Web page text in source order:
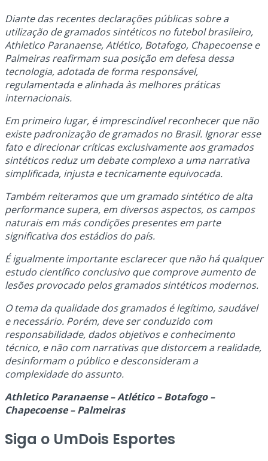
Diante das recentes declarações públicas sobre a
utilização de gramados sintéticos no futebol brasileiro,
Athletico Paranaense, Atlético, Botafogo, Chapecoense e
Palmeiras reafirmam sua posição em defesa dessa
tecnologia, adotada de forma responsável,
regulamentada e alinhada às melhores práticas
internacionais.
Em primeiro lugar, é imprescindível reconhecer que não
existe padronização de gramados no Brasil. Ignorar esse
fato e direcionar críticas exclusivamente aos gramados
sintéticos reduz um debate complexo a uma narrativa
simplificada, injusta e tecnicamente equivocada.
Também reiteramos que um gramado sintético de alta
performance supera, em diversos aspectos, os campos
naturais em más condições presentes em parte
significativa dos estádios do país.
É igualmente importante esclarecer que não há qualquer
estudo científico conclusivo que comprove aumento de
lesões provocado pelos gramados sintéticos modernos.
O tema da qualidade dos gramados é legítimo, saudável
e necessário. Porém, deve ser conduzido com
responsabilidade, dados objetivos e conhecimento
técnico, e não com narrativas que distorcem a realidade,
desinformam o público e desconsideram a
complexidade do assunto.
Athletico Paranaense – Atlético – Botafogo –
Chapecoense – Palmeiras
Siga o UmDois Esportes